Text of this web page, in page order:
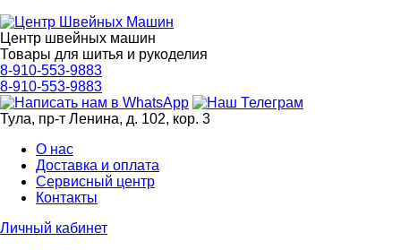
Центр швейных машин
Товары для шитья и рукоделия
8-910-553-9883
8-910-553-9883
Тула, пр-т Ленина, д. 102, кор. 3
О нас
Доставка и оплата
Сервисный центр
Контакты
Личный кабинет